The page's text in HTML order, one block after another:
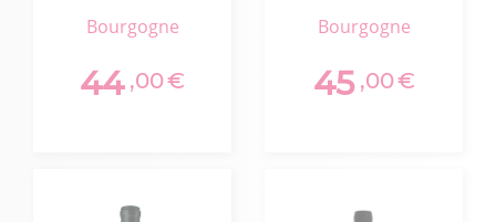
Bio 2023 75cl
bourgogne
44 ,00€
Bio
bourgogne
45 ,00€